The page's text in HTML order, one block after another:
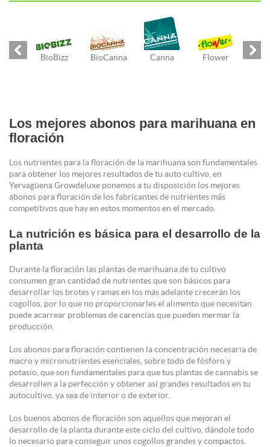
BioBizz BioCanna Canna Flower
Los mejores abonos para marihuana en
floración
Los nutrientes para la floración de la marihuana son fundamentales
para obtener los mejores resultados de tu auto cultivo, en
Yervagüena Growdeluxe ponemos a tu disposición los mejores
abonos para floración de los fabricantes de nutrientes más
competitivos que hay en estos momentos en el mercado.
La nutrición es básica para el desarrollo de la
planta
Durante la floración las plantas de marihuana de tu cultivo
consumen gran cantidad de nutrientes que son básicos para
desarrollar los brotes y ramas en los más adelante crecerán los
cogollos, por lo que no proporcionarles el alimento que necesitan
puede acarrear problemas de carencias que pueden mermar la
producción.
Los abonos para floración contienen la concentración necesaria de
macro y micronutrientes esenciales, sobre todo de fósforo y
potasio, que son fundamentales para que tus plantas de cannabis se
desarrollen a la perfección y obtener así grandes resultados en tu
autocultivo, ya sea de interior o de exterior.
Los buenos abonos de floración son aquellos que mejoran el
desarrollo de la planta durante este ciclo del cultivo, dándole todo
lo necesario para conseguir unos cogollos grandes y compactos.